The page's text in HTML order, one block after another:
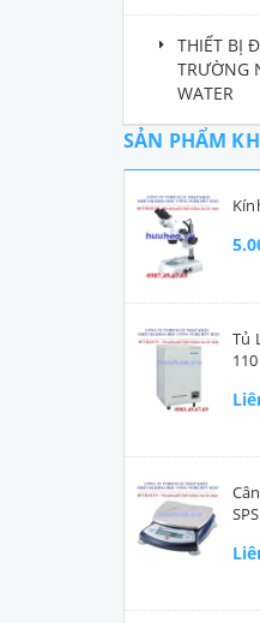
THIẾT BỊ
TRƯỜNG
WATER
SẢN PHẨM
Tủ